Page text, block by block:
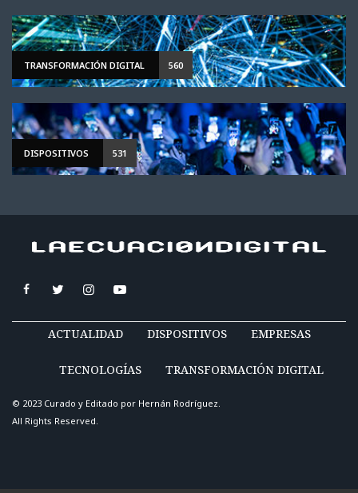
TRANSFORMACIÓN DIGITAL 560
DISPOSITIVOS 531
ACTUALIDAD DISPOSITIVOS EMPRESAS
TECNOLOGÍAS TRANSFORMACIÓN DIGITAL
© 2023 Curado y Editado por Hernán Rodríguez.
All Rights Reserved.